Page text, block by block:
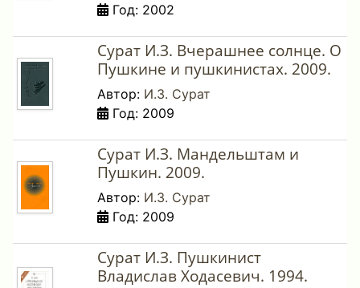
Год: 2002
Сурат И.З. Вчерашнее солнце. О
Пушкине и пушкинистах. 2009.
Автор: И.З. Сурат
Год: 2009
Сурат И.З. Мандельштам и
Пушкин. 2009.
Автор: И.З. Сурат
Год: 2009
Сурат И.З. Пушкинист
Владислав Ходасевич. 1994.